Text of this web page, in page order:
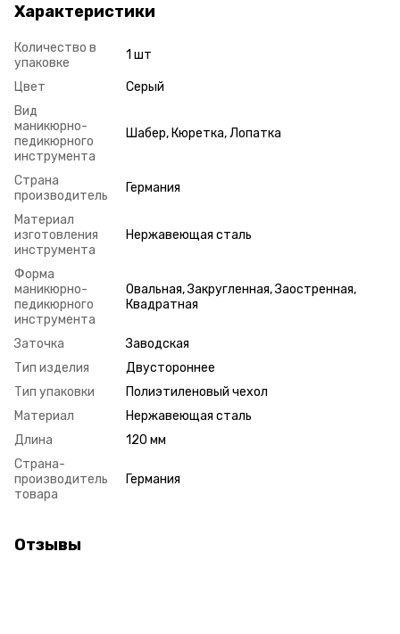
Характеристики
Количество в
упаковке
1 шт
Цвет
Серый
Вид
маникюрно-
педикюрного
инструмента
Шабер, Кюретка, Лопатка
Страна
производитель
Германия
Материал
изготовления
инструмента
Нержавеющая сталь
Форма
маникюрно-
педикюрного
инструмента
Овальная, Закругленная, Заостренная,
Квадратная
Заточка
Заводская
Тип изделия
Двустороннее
Тип упаковки
Полиэтиленовый чехол
Материал
Нержавеющая сталь
Длина
120 мм
Страна-
производитель
товара
Германия
Отзывы